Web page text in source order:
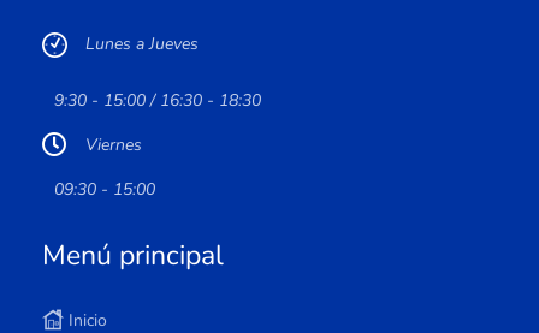
Lunes a Jueves
9:30 - 15:00 / 16:30 - 18:30
Viernes
09:30 - 15:00
Menú principal
Inicio